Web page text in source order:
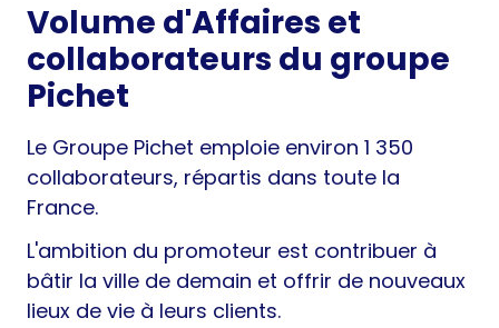
Volume d'Affaires et
collaborateurs du groupe
Pichet
Le Groupe Pichet emploie environ 1 350
collaborateurs, répartis dans toute la
France.
L'ambition du promoteur est contribuer à
bâtir la ville de demain et offrir de nouveaux
lieux de vie à leurs clients.